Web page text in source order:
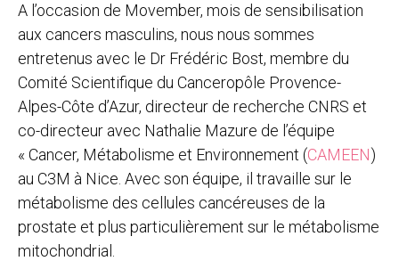
A l’occasion de Movember, mois de sensibilisation
aux cancers masculins, nous nous sommes
entretenus avec le Dr Frédéric Bost, membre du
Comité Scientifique du Canceropôle Provence-
Alpes-Côte d’Azur, directeur de recherche CNRS et
co-directeur avec Nathalie Mazure de l’équipe
« Cancer, Métabolisme et Environnement (CAMEEN)
au C3M à Nice. Avec son équipe, il travaille sur le
métabolisme des cellules cancéreuses de la
prostate et plus particulièrement sur le métabolisme
mitochondrial.